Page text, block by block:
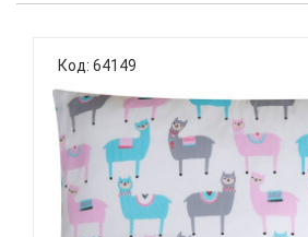
Код: 64149